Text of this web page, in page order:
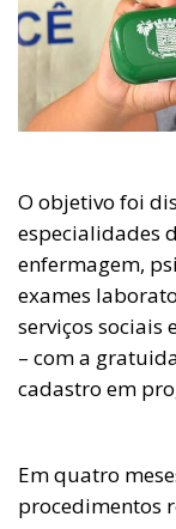
O objetivo foi
especialidades
enfermagem,
exames
serviços sociais
– com a
cadastro em
Em quatro
procedimentos